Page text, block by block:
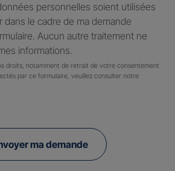
personnelles soient utilisées
dans le cadre de ma demande
Aucun autre traitement ne
informations.
droits, notamment de retrait de votre consentement
par ce formulaire, veuillez consulter notre
ma demande